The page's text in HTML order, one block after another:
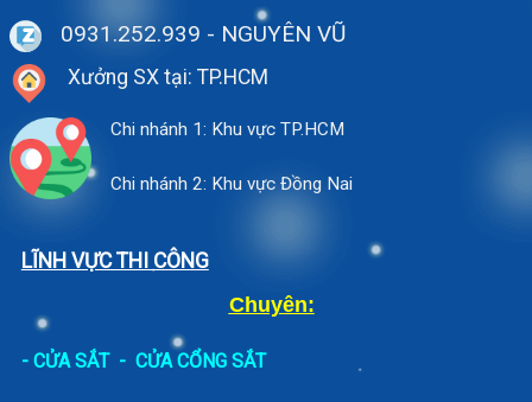
0931.252.939 - NGUYÊN VŨ
Xưởng SX tại: TP.HCM
Chi nhánh 1: Khu vực TP.HCM
Chi nhánh 2: Khu vực Đồng Nai
LĨNH VỰC THI CÔNG
Chuyên:
- CỬA SẮT- CỬA CỔNG SẮT